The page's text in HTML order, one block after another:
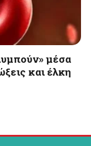
μέσα
και έλκη